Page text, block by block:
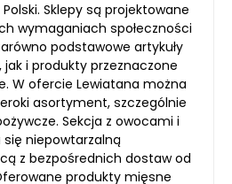
Sklepy są projektowane
wymaganiach społeczności
podstawowe artykuły
i produkty przeznaczone
W ofercie Lewiatana można
asortyment, szczególnie
Sekcja z owocami i
niepowtarzalną
z bezpośrednich dostaw od
produkty mięsne